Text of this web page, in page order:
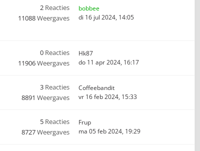
2 Reacties
11088Weergaves
bobbee
di 16 jul 2024, 14:05
0 Reacties
11906Weergaves
Hk87
do 11 apr 2024, 16:17
3 Reacties
8891 Weergaves
Coffeebandit
vr 16 feb 2024, 15:33
5 Reacties
8727Weergaves
Frup
ma 05 feb 2024, 19:29